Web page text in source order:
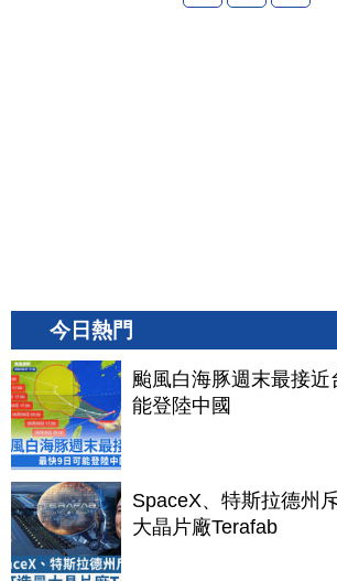
今日熱門
颱風白海豚週末最接
能登陸中國
SpaceX、特斯拉德州
大晶片廠Terafab